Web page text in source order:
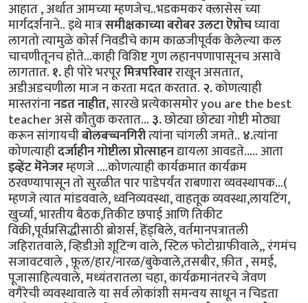
आहात , अर्थात आमच्या म्हणजेच..भडकमकर क्लासेस च्या
मार्गदर्शनाने.. इथे मात्रसमीक्षकाच्या बरोबर उलटा ऎप्रोचघ्यावा
लागतो त्यामुळे कोर्स निवडीचे काम काळजीपूर्वक केलेल्या कल
चाचणीतूनच होते...काही विशिष्ट गुण लहानपणापासूनच असावे
लागतात.१.ही पोरे भरपूरमित्रपरिवारराखून असतात,
अडीअडचणीला माज न करता मदत करतात.२.कोणत्याही
मास्तरांनानडत नाहीत, सारखे प्रत्येकासमोर you are the best
teacher असे कौतुक करतात...३.छोट्या छोट्या गोष्टी मोठ्या
करून सांगायचीबोलबच्चनगिरीत्यांना चांगली जमते..४.त्यांना
कोणत्याहीदर्जाहीन गोष्टीला प्रोत्साहनद्यायला आवडते..... आता
इव्हेंट मॆनेजरम्हणजे ....कोणत्याही कार्यक्रमात कार्यक्रम
ठरवण्यापासून तो सुरळीत पार पाडेपर्यंत राबणारा व्यवस्थापक...(
म्हणजे त्यात मांडववाले, ध्वनिव्यवस्था, वाहतूक व्यवस्था,लायटिंग,
खुर्च्या, भारतीय बैठक,तिकीट छपाई आणि तिकीट
विक्री,पूर्वप्रसिद्धीसाठी ब्रोशर्स, हॆंड्बिले, वर्तमानपत्रातली
जहिरातवाले, व्हिडीओ शूटिन्ग वाले, स्टिल फोटोग्राफीवाले,, रंगमंच
सजावटवाले , फ़ूल/हार/नारळ/बुकेवाले,तसबीर, फ़ीत , समई,
पूजासाहित्यवाले, मध्यंतरातला चहा, कार्यक्रमानंतरचे जेवण
वगैरेची व्यवस्थावाले या सर्व लोकांशी समन्वय साधून न चिडता